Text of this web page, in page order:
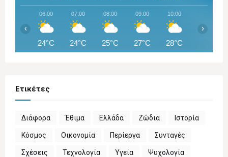
06:00
24°C
07:00
24°C
08:00
25°C
09:00
27°C
10:00
28°C
‹ ›
Ετικέτες
Διάφορα Έθιμα Ελλάδα Ζώδια Ιστορία
Κόσμος Οικονομία Περίεργα Συνταγές
Σχέσεις Τεχνολογία Υγεία Ψυχολογία